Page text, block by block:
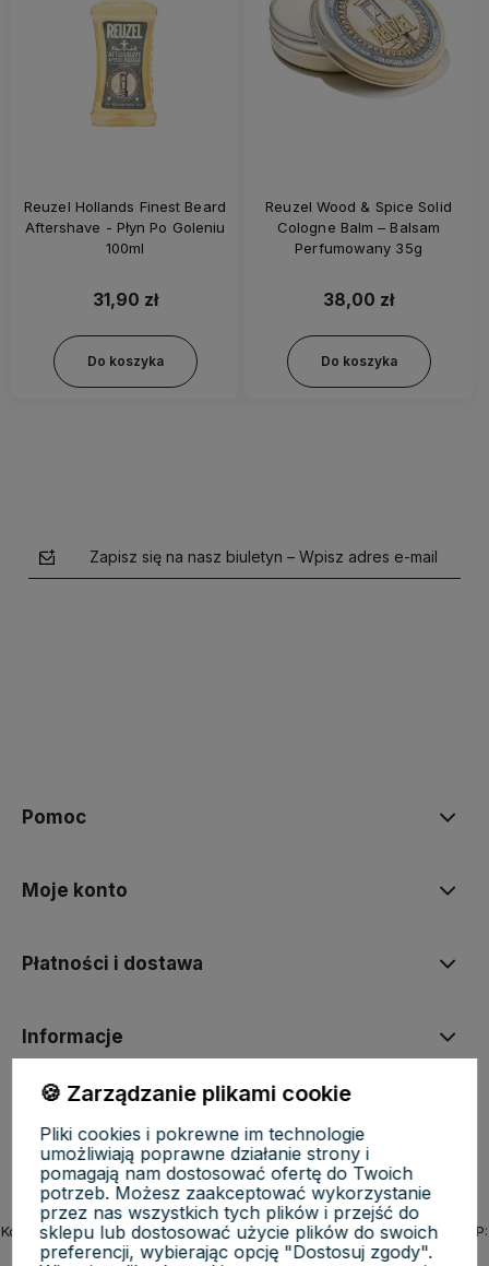
Reuzel Hollands Finest Beard
Aftershave - Płyn Po Goleniu
100ml
31,90 zł
Do koszyka
Reuzel Wood & Spice Solid
Cologne Balm – Balsam
Perfumowany 35g
38,00 zł
Do koszyka
Zapisz się na nasz biuletyn – Wpisz adres e-mail
Pomoc
Moje konto
Płatności i dostawa
Informacje
KosmetycznyRaj.pl | ul. Michała Drzymały 8/61, 02-495 Warszawa | NIP:
5223279970 | REGON: 527118819 | Email:sklep@kosmetycznyraj.pl
🍪 Zarządzanie plikami cookie
Pliki cookies i pokrewne im technologie
umożliwiają poprawne działanie strony i
pomagają nam dostosować ofertę do Twoich
potrzeb. Możesz zaakceptować wykorzystanie
przez nas wszystkich tych plików i przejść do
sklepu lub dostosować użycie plików do swoich
preferencji, wybierając opcję "Dostosuj zgody".